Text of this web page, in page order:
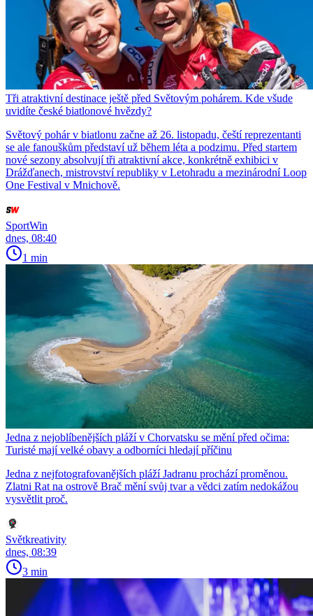
Tři atraktivní destinace ještě před Světovým pohárem. Kde všude
uvidíte české biatlonové hvězdy?
Světový pohár v biatlonu začne až 26. listopadu, čeští reprezentanti
se ale fanouškům představí už během léta a podzimu. Před startem
nové sezony absolvují tři atraktivní akce, konkrétně exhibici v
Drážďanech, mistrovství republiky v Letohradu a mezinárodní Loop
One Festival v Mnichově.
SportWin
dnes, 08:40
1 min
Jedna z nejoblíbenějších pláží v Chorvatsku se mění před očima:
Turisté mají velké obavy a odborníci hledají příčinu
Jedna z nejfotografovanějších pláží Jadranu prochází proměnou.
Zlatni Rat na ostrově Brač mění svůj tvar a vědci zatím nedokážou
vysvětlit proč.
Světkreativity
dnes, 08:39
3 min